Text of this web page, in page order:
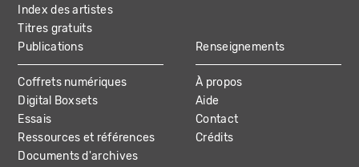
Index des artistes
Titres gratuits
Publications
Coffrets numériques
Digital Boxsets
Essais
Ressources et références
Documents d'archives
Renseignements
À propos
Aide
Contact
Crédits